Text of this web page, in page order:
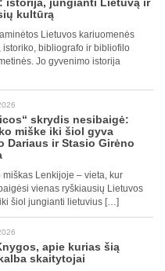
istorija, jungianti Lietuvą ir
kultūrą
Lietuvos kariuomenės
istoriko, bibliografo ir bibliofilo
Jo gyvenimo istorija
skrydis nesibaigė:
miške iki šiol gyva
Dariaus ir Stasio Girėno
miškas Lenkijoje – vieta, kur
vienas ryškiausių Lietuvos
šiol jungianti lietuvius […]
apie kurias šią
skaitytojai